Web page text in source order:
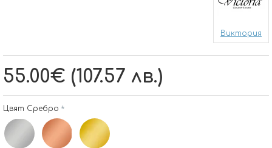
55.00€ (107.57 лв.)
Виктория
Цвят Сребро